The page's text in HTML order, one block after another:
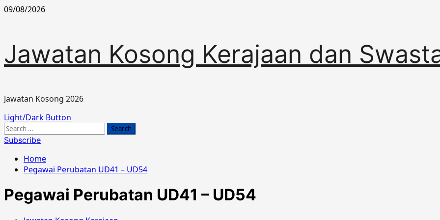
Skip
09/08/2026
Jawatan Kosong Kerajaan dan
Jawatan Kosong 2026
Primary
Menu
Light/Dark Button
Search
for:
Subscribe
Home
Pegawai Perubatan UD41 – UD54
Pegawai Perubatan UD41 – UD54